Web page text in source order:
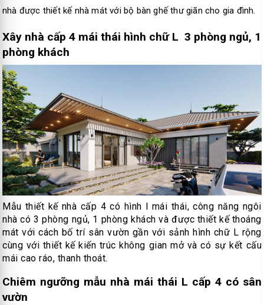
nhà được thiết kế nhà mát với bộ bàn ghế thư giãn cho gia đình.
Xây nhà cấp 4 mái thái hình chữ L 3 phòng ngủ, 1
phòng khách
Mẫu thiết kế nhà cấp 4 có hình l mái thái, công năng ngôi
nhà có 3 phòng ngủ, 1 phòng khách và được thiết kế thoáng
mát với cách bố trí sân vườn gần với sảnh hình chữ L rộng
cùng với thiết kế kiến trúc không gian mở và có sự kết cấu
mái cao ráo, thanh thoát.
Chiêm ngưỡng mẫu nhà mái thái L cấp 4 có sân
vườn